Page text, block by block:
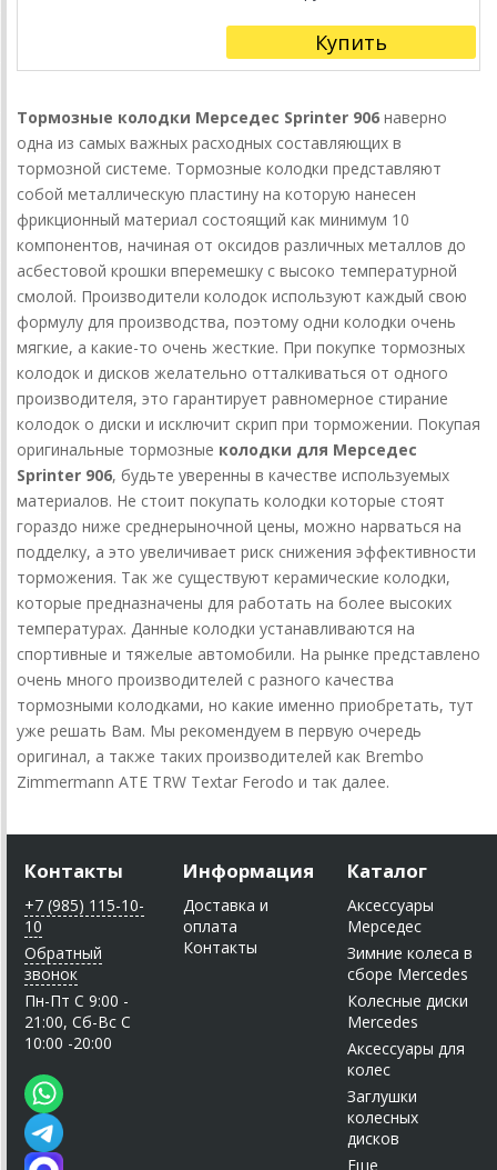
Купить
Тормозные колодки Мерседес Sprinter 906 наверно
одна из самых важных расходных составляющих в
тормозной системе. Тормозные колодки представляют
собой металлическую пластину на которую нанесен
фрикционный материал состоящий как минимум 10
компонентов, начиная от оксидов различных металлов до
асбестовой крошки вперемешку с высоко температурной
смолой. Производители колодок используют каждый свою
формулу для производства, поэтому одни колодки очень
мягкие, а какие-то очень жесткие. При покупке тормозных
колодок и дисков желательно отталкиваться от одного
производителя, это гарантирует равномерное стирание
колодок о диски и исключит скрип при торможении. Покупая
оригинальные тормозные колодки для Мерседес
Sprinter 906, будьте уверенны в качестве используемых
материалов. Не стоит покупать колодки которые стоят
гораздо ниже среднерыночной цены, можно нарваться на
подделку, а это увеличивает риск снижения эффективности
торможения. Так же существуют керамические колодки,
которые предназначены для работать на более высоких
температурах. Данные колодки устанавливаются на
спортивные и тяжелые автомобили. На рынке представлено
очень много производителей с разного качества
тормозными колодками, но какие именно приобретать, тут
уже решать Вам. Мы рекомендуем в первую очередь
оригинал, а также таких производителей как Brembo
Zimmermann ATE TRW Textar Ferodo и так далее.
Контакты
+7 (985) 115-10-
10
Обратный
звонок
Пн-Пт C 9:00 -
21:00, Сб-Вс С
10:00 -20:00
Информация
Доставка и
оплата
Контакты
Каталог
Аксессуары
Мерседес
Зимние колеса в
сборе Mercedes
Колесные диски
Mercedes
Аксессуары для
колес
Заглушки
колесных
дисков